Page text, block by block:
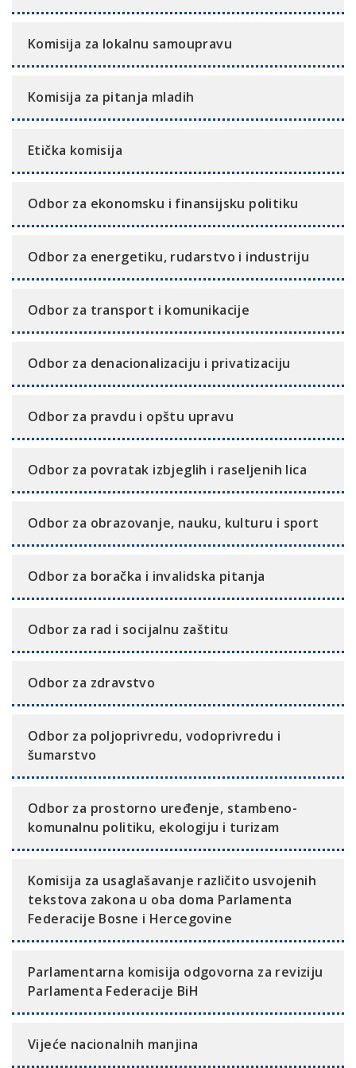
Komisija za lokalnu samoupravu
Komisija za pitanja mladih
Etička komisija
Odbor za ekonomsku i finansijsku politiku
Odbor za energetiku, rudarstvo i industriju
Odbor za transport i komunikacije
Odbor za denacionalizaciju i privatizaciju
Odbor za pravdu i opštu upravu
Odbor za povratak izbjeglih i raseljenih lica
Odbor za obrazovanje, nauku, kulturu i sport
Odbor za boračka i invalidska pitanja
Odbor za rad i socijalnu zaštitu
Odbor za zdravstvo
Odbor za poljoprivredu, vodoprivredu i
šumarstvo
Odbor za prostorno uređenje, stambeno-
komunalnu politiku, ekologiju i turizam
Komisija za usaglašavanje različito usvojenih
tekstova zakona u oba doma Parlamenta
Federacije Bosne i Hercegovine
Parlamentarna komisija odgovorna za reviziju
Parlamenta Federacije BiH
Vijeće nacionalnih manjina